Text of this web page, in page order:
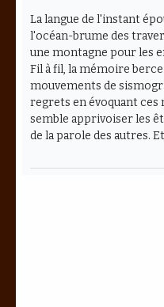
La langue de l'instant
l'océan-brume des
une montagne pour les
Fil à fil, la mémoire
mouvements de
regrets en évoquant
semble apprivoiser les
de la parole des autres.